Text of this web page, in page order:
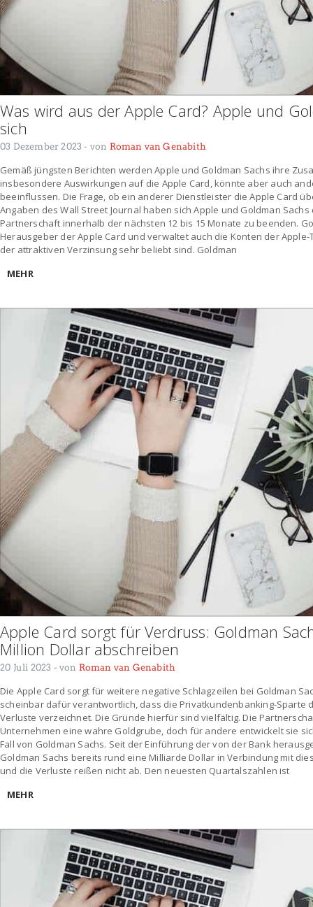
Was wird aus der Apple Card? Apple und
sich
03 Dezember 2023 - von Roman van Genabith
Gemäß jüngsten Berichten werden Apple und Goldman Sachs ihre
insbesondere Auswirkungen auf die Apple Card, könnte aber auch
beeinflussen. Die Frage, ob ein anderer Dienstleister die Apple Card
Angaben des Wall Street Journal haben sich Apple und Goldman
Partnerschaft innerhalb der nächsten 12 bis 15 Monate zu beenden.
Herausgeber der Apple Card und verwaltet auch die Konten der
der attraktiven Verzinsung sehr beliebt sind. Goldman
MEHR
Apple Card sorgt für Verdruss: Goldman
Million Dollar abschreiben
20 Juli 2023 - von Roman van Genabith
Die Apple Card sorgt für weitere negative Schlagzeilen bei Goldman
scheinbar dafür verantwortlich, dass die Privatkundenbanking-Sparte
Verluste verzeichnet. Die Gründe hierfür sind vielfältig. Die
Unternehmen eine wahre Goldgrube, doch für andere entwickelt sie
Fall von Goldman Sachs. Seit der Einführung der von der Bank
Goldman Sachs bereits rund eine Milliarde Dollar in Verbindung mit
und die Verluste reißen nicht ab. Den neuesten Quartalszahlen ist
MEHR